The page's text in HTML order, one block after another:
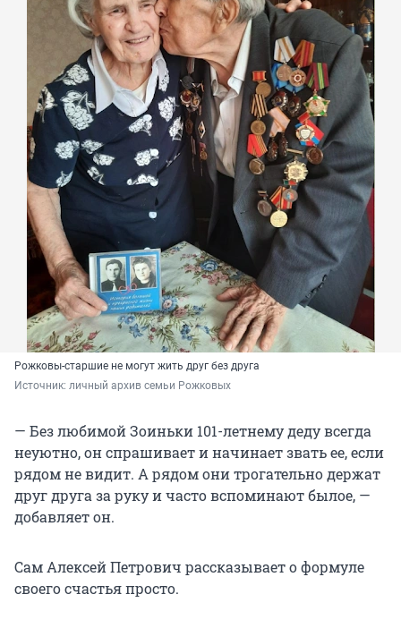
Рожковы-старшие не могут жить друг без друга
Источник: личный архив семьи Рожковых
— Без любимой Зоиньки 101-летнему деду всегда
неуютно, он спрашивает и начинает звать ее, если
рядом не видит. А рядом они трогательно держат
друг друга за руку и часто вспоминают былое, —
добавляет он.
Сам Алексей Петрович рассказывает о формуле
своего счастья просто.